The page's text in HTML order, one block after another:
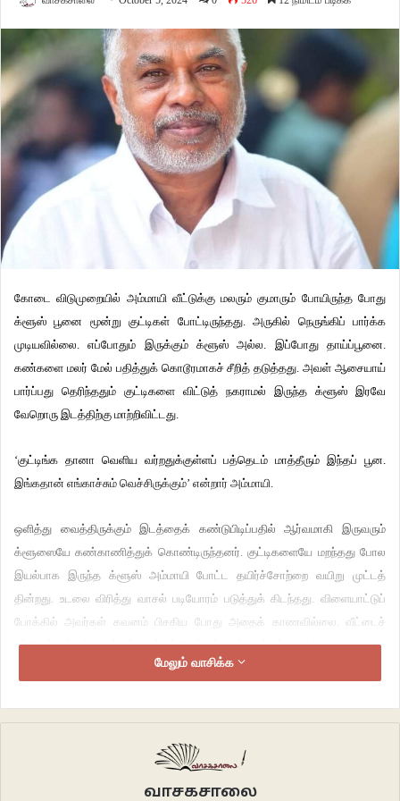
கோடை விடுமுறையில் அம்மாயி வீட்டுக்கு மலரும் குமாரும் போயிருந்த போது
க்ளூஸ் பூனை மூன்று குட்டிகள் போட்டிருந்தது. அருகில் நெருங்கிப் பார்க்க
முடியவில்லை. எப்போதும் இருக்கும் க்ளூஸ் அல்ல. இப்போது தாய்ப்பூனை.
கண்களை மலர் மேல் பதித்துக் கொடூரமாகச் சீறித் தடுத்தது. அவள் ஆசையாய்
பார்ப்பது தெரிந்ததும் குட்டிகளை விட்டுத் நகராமல் இருந்த க்ளூஸ் இரவே
வேறொரு இடத்திற்கு மாற்றிவிட்டது.
‘குட்டிங்க தானா வெளிய வர்றதுக்குள்ளப் பத்தெடம் மாத்தீரும் இந்தப் பூன.
இங்கதான் எங்காச்சும் வெச்சிருக்கும்’ என்றார் அம்மாயி.
ஒளித்து வைத்திருக்கும் இடத்தைக் கண்டுபிடிப்பதில் ஆர்வமாகி இருவரும்
க்ளூஸையே கண்காணித்துக் கொண்டிருந்தனர். குட்டிகளையே மறந்தது போல
இயல்பாக இருந்த க்ளூஸ் அம்மாயி போட்ட தயிர்ச்சோற்றை வயிறு முட்டத்
தின்றது. உடலை விரித்து வாசல் படியோரம் படுத்துக் கிடந்தது. விளையாட்டுப்
போக்கில் அவர்கள் கவனம் பிசகிய போது அதைக் காணவில்லை. வீட்டைச்
சுற்றிலும் கட்டுத்தரைப் பக்கமும் சுற்றி வந்தும் கண்ணுக்குப் படவில்லை.
கடலைக்கொடிப் போர் தரையில் அழுந்துவது போல நின்றிருந்தது. கிட்டத்தட்டப்
மேலும் வாசிக்க
வாசகசாலை